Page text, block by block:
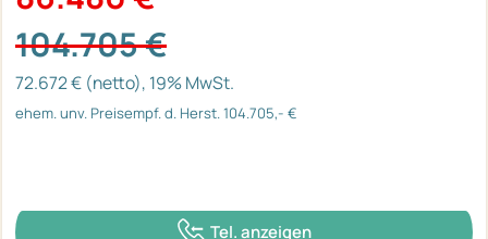
104.705 €
72.672 € (netto), 19% MwSt.
ehem. unv. Preisempf. d. Herst. 104.705,- €
Tel. anzeigen